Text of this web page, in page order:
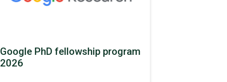
Google PhD fellowship program
2026